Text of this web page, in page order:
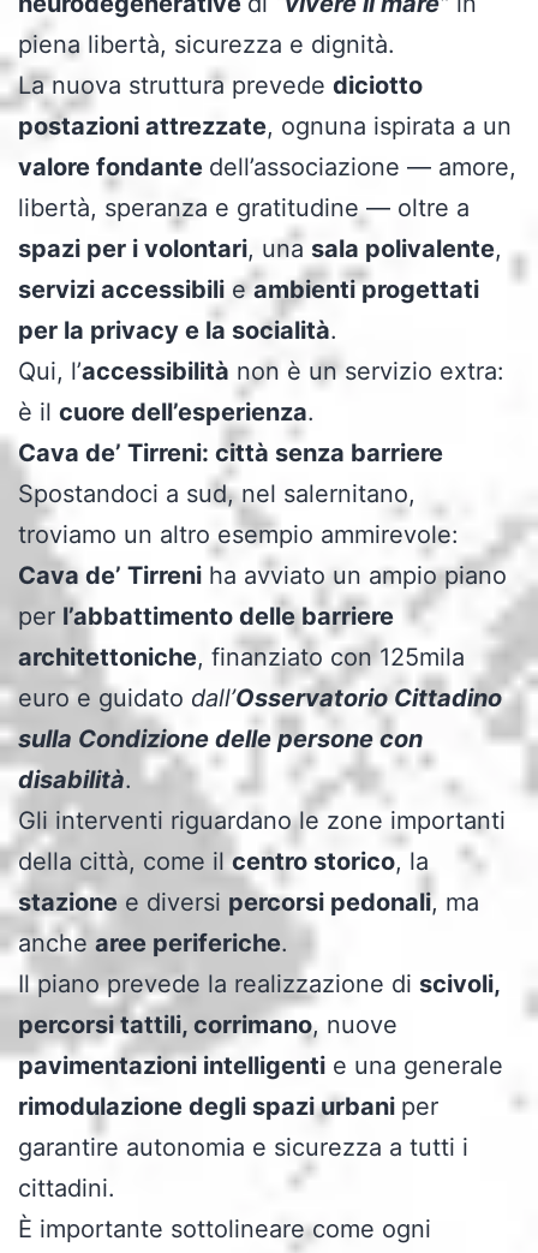
piena libertà, sicurezza e dignità.
La nuova struttura prevede diciotto
postazioni attrezzate, ognuna ispirata a un
valore fondante dell’associazione — amore,
libertà, speranza e gratitudine — oltre a
spazi per i volontari, una sala polivalente,
servizi accessibili e ambienti progettati
per la privacy e la socialità.
Qui, l’accessibilità non è un servizio extra:
è il cuore dell’esperienza.
Cava de’ Tirreni: città senza barriere
Spostandoci a sud, nel salernitano,
troviamo un altro esempio ammirevole:
Cava de’ Tirreni ha avviato un ampio piano
per l’abbattimento delle barriere
architettoniche, finanziato con 125mila
euro e guidato dall’Osservatorio Cittadino
sulla Condizione delle persone con
disabilità.
Gli interventi riguardano le zone importanti
della città, come ilcentro storico, la
stazione e diversi percorsi pedonali, ma
anche aree periferiche.
Il piano prevede la realizzazione di scivoli,
percorsi tattili, corrimano, nuove
pavimentazioni intelligenti e una generale
rimodulazione degli spazi urbani per
garantire autonomia e sicurezza a tutti i
cittadini.
È importante sottolineare come ogni